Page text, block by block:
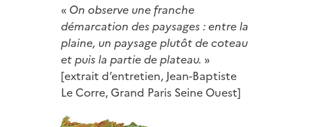
« On observe une franche
démarcation des paysages : entre la
plaine, un paysage plutôt de coteau
et puis la partie de plateau. »
[extrait d’entretien, Jean-Baptiste
Le Corre, Grand Paris Seine Ouest]